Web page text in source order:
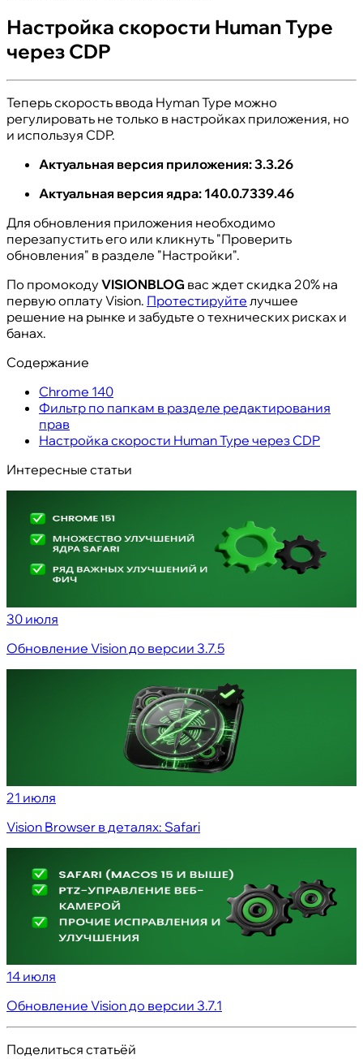
Настройка скорости Human Type
через CDP
Теперь скорость ввода Hyman Type можно
регулировать не только в настройках приложения, но
и используя CDP.
Актуальная версия приложения: 3.3.26
Актуальная версия ядра: 140.0.7339.46
Для обновления приложения необходимо
перезапустить его или кликнуть "Проверить
обновления" в разделе "Настройки".
По промокоду VISIONBLOG вас ждет скидка 20% на
первую оплату Vision. Протестируйте лучшее
решение на рынке и забудьте о технических рисках и
банах.
Содержание
Chrome 140
Фильтр по папкам в разделе редактирования
прав
Настройка скорости Human Type через CDP
Интересные статьи
30 июля
Обновление Vision до версии 3.7.5
21 июля
Vision Browser в деталях: Safari
14 июля
Обновление Vision до версии 3.7.1
Поделиться статьёй